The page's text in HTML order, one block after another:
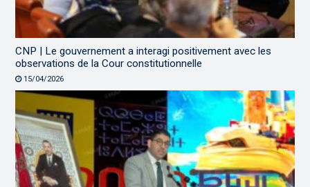
CNP | Le gouvernement a interagi positivement avec les
observations de la Cour constitutionnelle
15/04/2026